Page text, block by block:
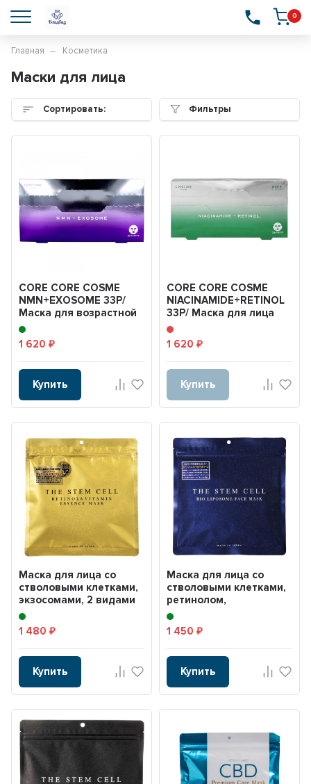
0
Главная Косметика
Маски для лица
Сортировать: Фильтры
CORE CORE COSME
NMN+EXOSOME 33P/
Маска для возрастной
кожи никотинамидом
(NMN)...
1 620₽
Купить
CORE CORE COSME
NIACINAMIDE+RETINOL
33P/ Маска для лица
для чувствительной
ко...
1 620 ₽
Купить
Маска для лица со
стволовыми клетками,
экзосомами, 2 видами
ретинола, 3 видам...
1 480₽
Купить
Маска для лица со
стволовыми клетками,
ретинолом,
ниацинамидом,
экзосомами, б...
1 450 ₽
Купить